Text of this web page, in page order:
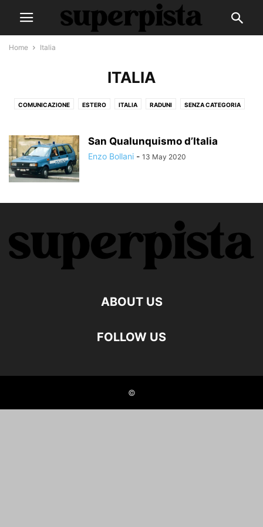
Home Italia
ITALIA
COMUNICAZIONE ESTERO ITALIA RADUNI SENZA CATEGORIA
San Qualunquismo d’Italia
Enzo Bollani - 13 May 2020
ABOUT US
FOLLOW US
©